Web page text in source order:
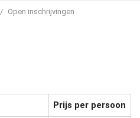
Open inschrijvingen
Prijs per persoon